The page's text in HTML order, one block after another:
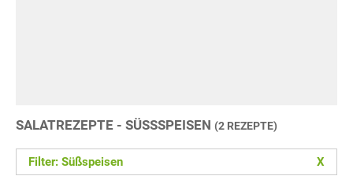
SALATREZEPTE - SÜSSSPEISEN (2 REZEPTE)
Filter: Süßspeisen X